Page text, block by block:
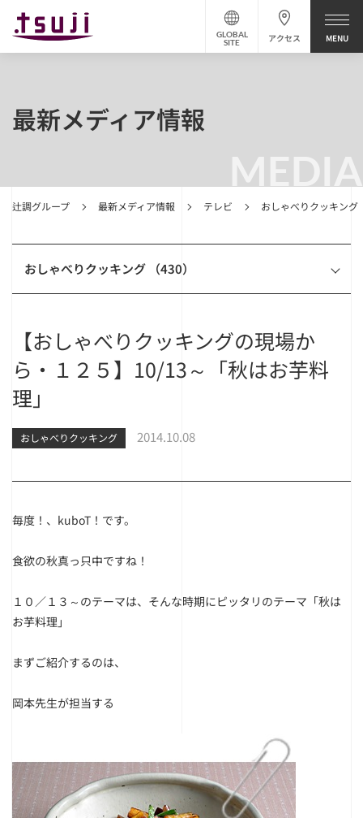
アクセス
GLOBAL
SITE
MEDIA
辻調グループ 最新メディア情報 テレビ おしゃべりクッキング
最新メディア情報
おしゃべりクッキング （430）
【おしゃべりクッキングの現場か
ら・１２５】10/13～「秋はお芋料
理」
おしゃべりクッキング 2014.10.08
毎度！、kuboT！です。
食欲の秋真っ只中ですね！
１０／１３～のテーマは、そんな時期にピッタリのテーマ「秋は
お芋料理」
まずご紹介するのは、
岡本先生が担当する